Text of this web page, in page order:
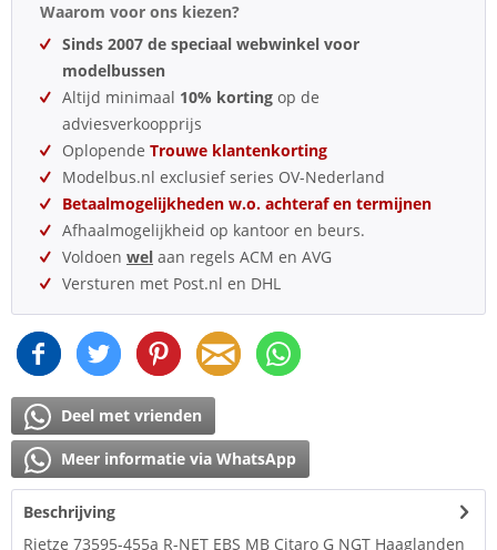
Waarom voor ons kiezen?
Sinds 2007 de speciaal webwinkel voor
modelbussen
Altijd minimaal 10% korting op de
adviesverkoopprijs
Oplopende Trouwe klantenkorting
Modelbus.nl exclusief series OV-Nederland
Betaalmogelijkheden w.o. achteraf en termijnen
Afhaalmogelijkheid op kantoor en beurs.
Voldoen wel aan regels ACM en AVG
Versturen met Post.nl en DHL
Deel met vrienden
Meer informatie via WhatsApp
Beschrijving
Rietze 73595-455a R-NET EBS MB Citaro G NGT Haaglanden